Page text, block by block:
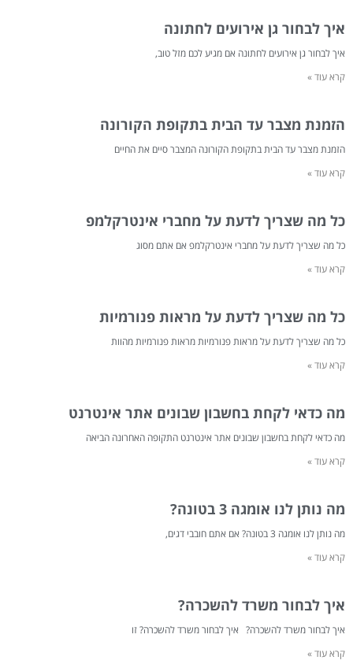
איך לבחור גן אירועים לחתונה
איך לבחור גן אירועים לחתונה אם מגיע לכם מזל טוב,
קרא עוד »
הזמנת מצבר עד הבית בתקופת הקורונה
הזמנת מצבר עד הבית בתקופת הקורונה המצבר סיים את החיים
קרא עוד »
כל מה שצריך לדעת על מחברי אינטרקלמפ
כל מה שצריך לדעת על מחברי אינטרקלמפ אם אתם מסוג
קרא עוד »
כל מה שצריך לדעת על מראות פנורמיות
כל מה שצריך לדעת על מראות פנורמיות מראות פנורמיות מהוות
קרא עוד »
מה כדאי לקחת בחשבון שבונים אתר אינטרנט
מה כדאי לקחת בחשבון שבונים אתר אינטרנט התקופה האחרונה הביאה
קרא עוד »
מה נותן לנו אומגה 3 בטונה?
מה נותן לנו אומגה 3 בטונה? אם אתם חובבי דגים,
קרא עוד »
איך לבחור משרד להשכרה?
איך לבחור משרד להשכרה? איך לבחור משרד להשכרה? זו
קרא עוד »